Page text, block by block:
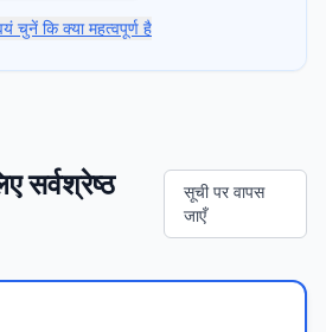
चुनें कि क्या महत्वपूर्ण है
सर्वश्रेष्ठ
सूची पर वापस
जाएँ